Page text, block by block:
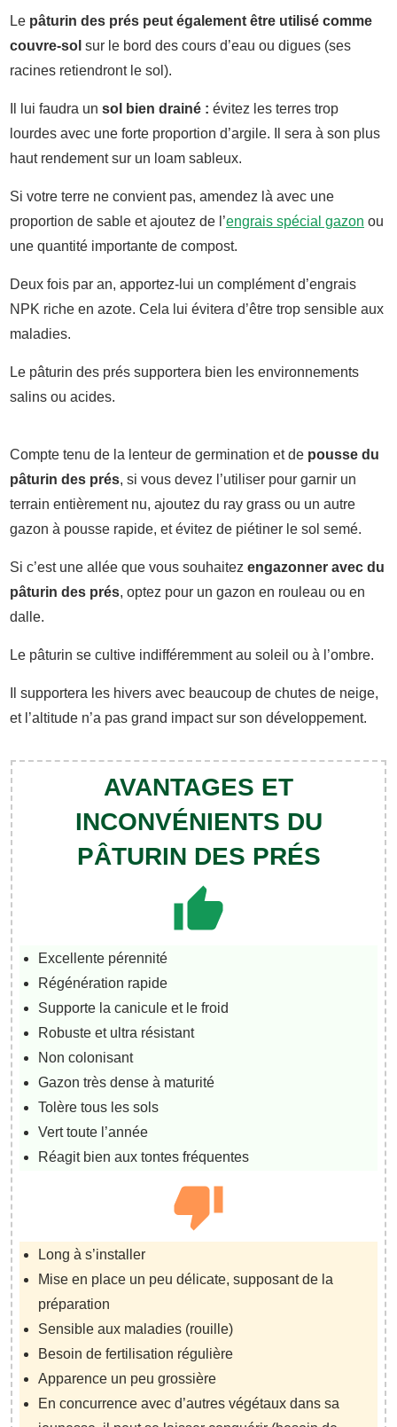
Le pâturin des prés peut également être utilisé comme
couvre-sol sur le bord des cours d’eau ou digues (ses
racines retiendront le sol).
Il lui faudra un sol bien drainé : évitez les terres trop
lourdes avec une forte proportion d’argile. Il sera à son plus
haut rendement sur un loam sableux.
Si votre terre ne convient pas, amendez là avec une
proportion de sable et ajoutez de l’engrais spécial gazon ou
une quantité importante de compost.
Deux fois par an, apportez-lui un complément d’engrais
NPK riche en azote. Cela lui évitera d’être trop sensible aux
maladies.
Le pâturin des prés supportera bien les environnements
salins ou acides.
Compte tenu de la lenteur de germination et de pousse du
pâturin des prés, si vous devez l’utiliser pour garnir un
terrain entièrement nu, ajoutez du ray grass ou un autre
gazon à pousse rapide, et évitez de piétiner le sol semé.
Si c’est une allée que vous souhaitez engazonner avec du
pâturin des prés, optez pour un gazon en rouleau ou en
dalle.
Le pâturin se cultive indifféremment au soleil ou à l’ombre.
Il supportera les hivers avec beaucoup de chutes de neige,
et l’altitude n’a pas grand impact sur son développement.
AVANTAGES ET
INCONVÉNIENTS DU
PÂTURIN DES PRÉS
Excellente pérennité
Régénération rapide
Supporte la canicule et le froid
Robuste et ultra résistant
Non colonisant
Gazon très dense à maturité
Tolère tous les sols
Vert toute l’année
Réagit bien aux tontes fréquentes
Long à s’installer
Mise en place un peu délicate, supposant de la
préparation
Sensible aux maladies (rouille)
Besoin de fertilisation régulière
Apparence un peu grossière
En concurrence avec d’autres végétaux dans sa